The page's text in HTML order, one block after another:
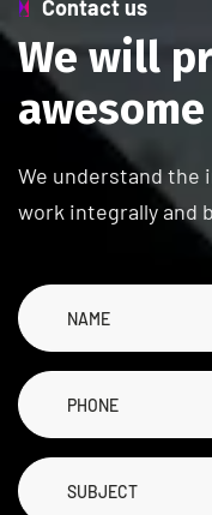
Contact us
We will pr
awesome
We understand the
work integrally and